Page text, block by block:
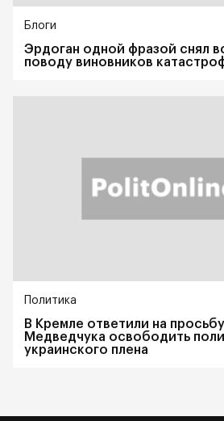
Блоги
Эрдоган одной фразой снял
поводу виновников
Политика
В Кремле ответили на
Медведчука освободить
украинского плена